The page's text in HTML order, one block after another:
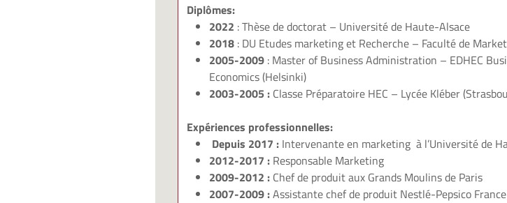
Diplômes:
2022 : Thèse de doctorat – Université de Haute-Alsace
2018 : DU Etudes marketing et Recherche – Faculté de
2005-2009 : Master of Business Administration – EDHEC
Economics (Helsinki)
2003-2005 : Classe Préparatoire HEC – Lycée Kléber
Expériences professionnelles:
Depuis 2017 : Intervenante en marketing à l’Université de
2012-2017 : Responsable Marketing
2009-2012 : Chef de produit aux Grands Moulins de Paris
2007-2009 :Assistante chef de produit Nestlé-Pepsico